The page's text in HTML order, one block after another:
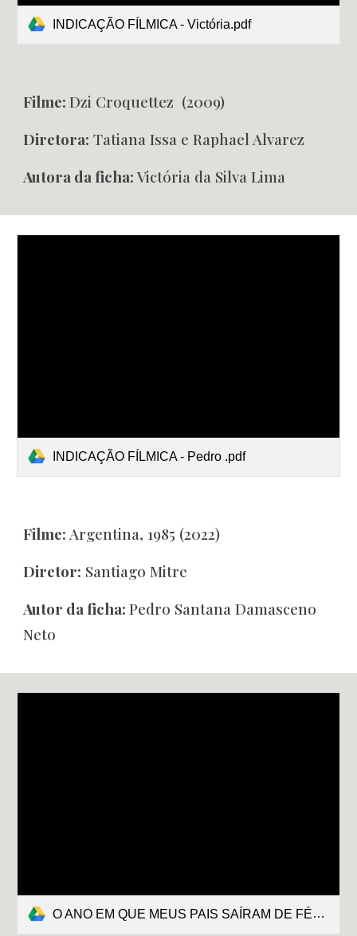
INDICAÇÃO FÍLMICA - Victória.pdf
Filme:Dzi Croquettez (2009)
Diretora: Tatiana Issa e Raphael Alvarez
Autora da ficha: Victória da Silva Lima
INDICAÇÃO FÍLMICA - Pedro .pdf
Filme: Argentina, 1985 (2022)
Diretor: Santiago Mitre
Autor da ficha:Pedro Santana Damasceno
Neto
O ANO EM QUE MEUS PAIS SAÍRAM DE FÉRIAS_DEFINITIVO.pdf